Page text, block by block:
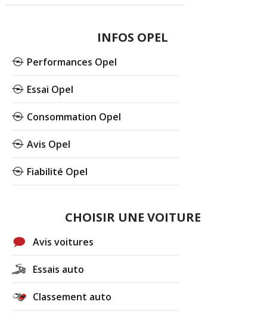
INFOS OPEL
Performances Opel
Essai Opel
Consommation Opel
Avis Opel
Fiabilité Opel
CHOISIR UNE VOITURE
Avis voitures
Essais auto
Classement auto